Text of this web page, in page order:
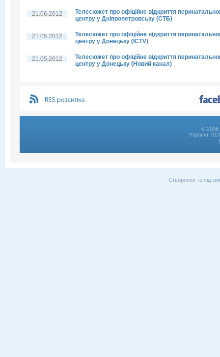
21.06.2012
Телесюжет про офіційне відкриття
центру у Дніпропетровську (СТБ)
21.05.2012
Телесюжет про офіційне відкриття
центру у Донецьку (ICTV)
21.05.2012
Телесюжет про офіційне відкриття
центру у Донецьку (Новий канал)
© 2006
Україна,
Створення та